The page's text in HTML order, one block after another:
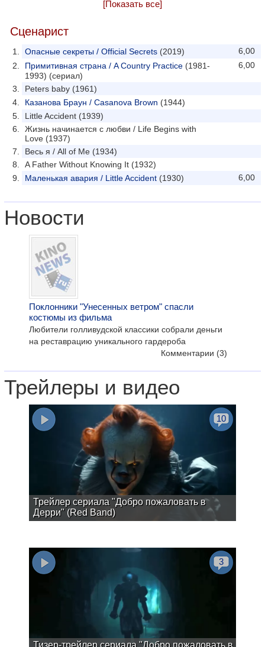
[Показать все]
Сценарист
6,00
Опасные секреты / Official Secrets (2019)
6,00
Примитивная страна / A Country Practice (1981-
1993) (сериал)
Peters baby (1961)
Казанова Браун / Casanova Brown (1944)
Little Accident (1939)
Жизнь начинается с любви / Life Begins with
Love (1937)
Весь я / All of Me (1934)
A Father Without Knowing It (1932)
6,00
Маленькая авария / Little Accident (1930)
Новости
Поклонники "Унесенных ветром" спасли
костюмы из фильма
Любители голливудской классики собрали деньги
на реставрацию уникального гардероба
Комментарии (3)
Трейлеры и видео
Трейлер сериала "Добро пожаловать в
Дерри" (Red Band)
10
Тизер-трейлер сериала "Добро пожаловать в
3